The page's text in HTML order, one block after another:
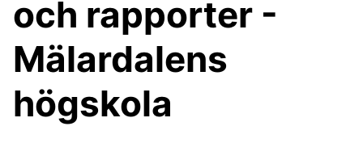
och rapporter -
Mälardalens
högskola